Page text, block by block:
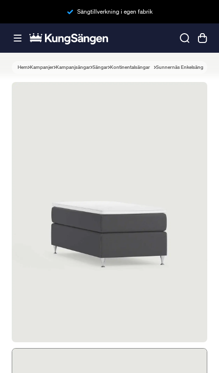
Sängtillverkning i egen fabrik
Hem Kampanjer Kampanjsängar Sängar Kontinentalsängar Sunnernäs Enkelsäng